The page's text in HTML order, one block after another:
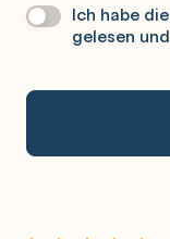
Sie
Datenschutz*
Ich habe die
gelesen